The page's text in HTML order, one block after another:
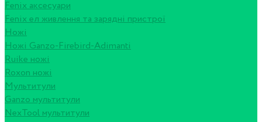
Fenix аксесуари
Fenix ел живлення та зарядні пристрої
Ножі
Ножі Ganzo-Firebird-Adimanti
Ruike ножі
Roxon ножi
Мультитули
Ganzo мультитули
NexTool мультитули